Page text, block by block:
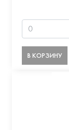
В КОРЗИНУ